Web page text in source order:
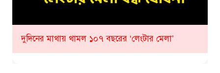
কীভাবে হবে ১০৮ তম লেংটার মেলা? যা জানাল প্রশাসন